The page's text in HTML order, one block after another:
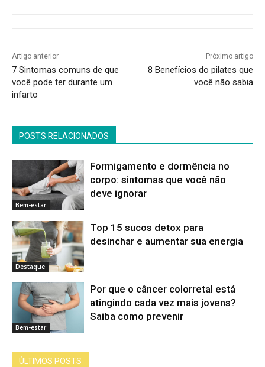
Artigo anterior
7 Sintomas comuns de que
você pode ter durante um
infarto
Próximo artigo
8 Benefícios do pilates que
você não sabia
POSTS RELACIONADOS
Bem-estar
Formigamento e dormência no
corpo: sintomas que você não
deve ignorar
Destaque
Top 15 sucos detox para
desinchar e aumentar sua energia
Bem-estar
Por que o câncer colorretal está
atingindo cada vez mais jovens?
Saiba como prevenir
ÚLTIMOS POSTS